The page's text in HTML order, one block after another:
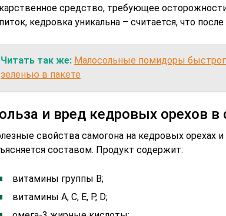
средство, требующее
кедровка уникальна – считается, что
Читать так же: Малосольные помидоры
зеленью в пакете
и вред кедровых орехов в
свойства самогона на кедровых орехах
составом. Продукт содержит:
витамины группы В;
витамины А, С, Е, Р, D;